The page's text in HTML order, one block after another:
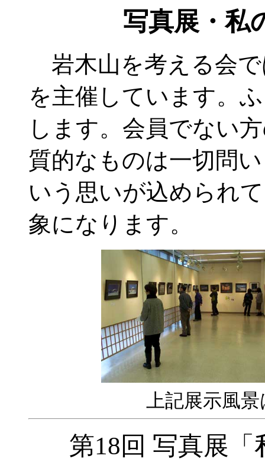
写真展・私
岩木山を考える会で
を主催しています。
します。会員でない
質的なものは一切問
いう思いが込められ
象になります。
上記展示風
第18回 写真展